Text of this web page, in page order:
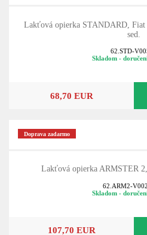
Lakťová opierka STANDARD, Fiat
sed.
62.STD-
Skladom -
68,70 EUR
Doprava zadarmo
Lakťová opierka ARMSTER
62.ARM2-
Skladom -
107,70 EUR